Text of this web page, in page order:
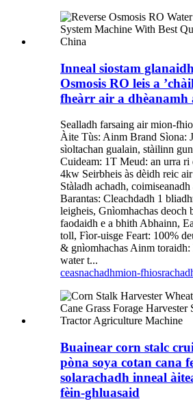
Inneal siostam
Osmosis RO leis a
fheàrr air a dhèanamh
Sealladh farsaing air mion-
Àite Tùs: Ainm Brand Sìona:
sìoltachan gualain, stàilinn
Cuideam: 1T Meud: an urra ri
4kw Seirbheis às dèidh reic
Stàladh achadh, coimiseanadh
Barantas: Cleachdadh 1
leigheis, Gnìomhachas deoch
faodaidh e a bhith Abhainn,
toll, Fìor-uisge Feart: 100%
& gnìomhachas Ainm toraidh:
water t...
ceasnachadhmion-
Buainear corn stalc
pòna soya cotan cana
solarachadh inneal
fèin-ghluasaid